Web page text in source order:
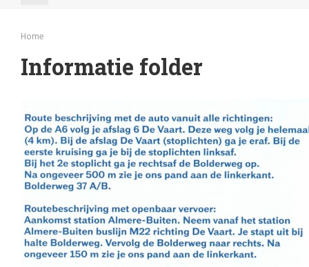
Home
Informatie folder